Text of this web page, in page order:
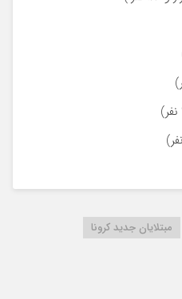
مبتلایان جدید کرونا